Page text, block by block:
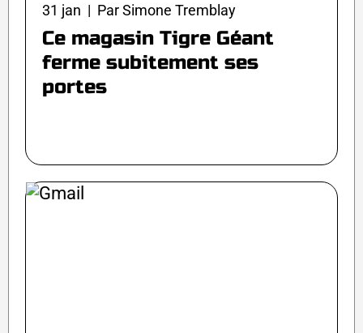
31 jan | Par Simone Tremblay
Ce magasin Tigre Géant
ferme subitement ses
portes